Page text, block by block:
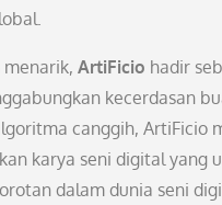
menarik,ArtiFicio hadir
kecerdasan
canggih, ArtiFicio
karya seni digital yang
dalam dunia seni